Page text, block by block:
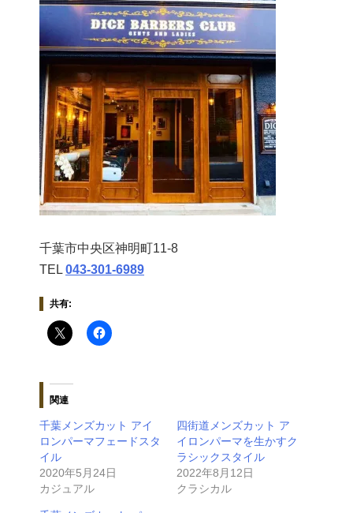
千葉市中央区神明町11-8
TEL 043‐301‐6989
共有:
関連
千葉メンズカット アイ
ロンパーマフェードスタ
イル
2020年5月24日
カジュアル
四街道メンズカット ア
イロンパーマを生かすク
ラシックスタイル
2022年8月12日
クラシカル